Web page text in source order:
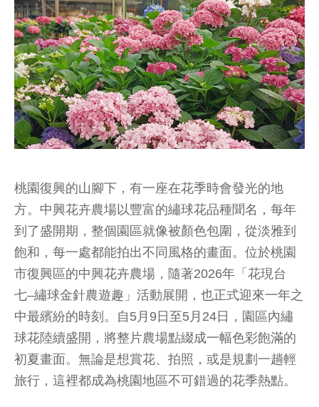
桃園復興的山腳下，有一座在花季時會發光的地
方。中興花卉農場以豐富的繡球花品種聞名，每年
到了盛開期，整個園區就像被顏色包圍，從淡雅到
飽和，每一處都能拍出不同風格的畫面。位於桃園
市復興區的中興花卉農場，隨著2026年「花現台
七–繡球金針農遊趣」活動展開，也正式迎來一年之
中最繽紛的時刻。自5月9日至5月24日，園區內繡
球花陸續盛開，將整片農場點綴成一幅色彩飽滿的
初夏畫面。無論是想賞花、拍照，或是規劃一趟輕
旅行，這裡都成為桃園地區不可錯過的花季熱點。